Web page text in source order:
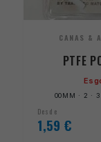
CANAS &
PTFE
00MM · 2 ·
Desde
1,59 €